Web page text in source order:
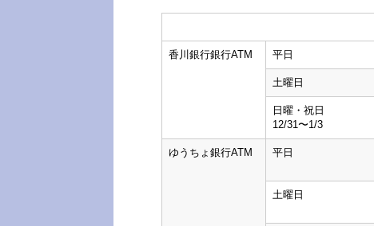
香川銀行銀行ATM 平日
土曜日
日曜・祝日
12/31〜1/3
ゆうちょ銀行ATM 平日
土曜日